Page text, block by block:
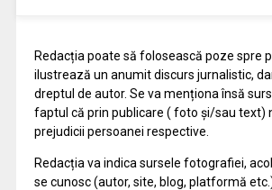
Redacția poate să folosească poze spre
ilustrează un anumit discurs jurnalistic,
dreptul de autor. Se va menționa însă
faptul că prin publicare ( foto și/sau text)
prejudicii persoanei respective.
Redacția va indica sursele fotografiei,
se cunosc (autor, site, blog, platformă